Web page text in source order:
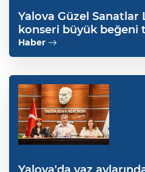
Yalova Güzel Sanatlar
konseri büyük beğeni
Haber